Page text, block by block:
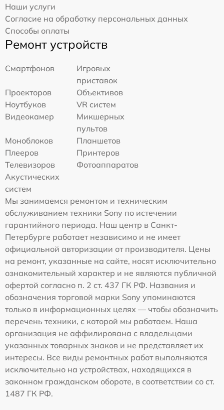
Наши услуги
Согласие на обработку персональных данных
Способы оплаты
Ремонт устройств
Смартфонов
Игровых
приставок
Проекторов
Объективов
Ноутбуков
VR систем
Видеокамер
Микшерных
пультов
Моноблоков
Планшетов
Плееров
Принтеров
Телевизоров
Фотоаппаратов
Акустических
систем
Мы занимаемся ремонтом и техническим
обслуживанием техники Sony по истечении
гарантийного периода. Наш центр в Санкт-
Петербурге работает независимо и не имеет
официальной авторизации от производителя. Цены
на ремонт, указанные на сайте, носят исключительно
ознакомительный характер и не являются публичной
офертой согласно п. 2 ст. 437 ГК РФ. Названия и
обозначения торговой марки Sony упоминаются
только в информационных целях — чтобы обозначить
перечень техники, с которой мы работаем. Наша
организация не аффилирована с владельцами
указанных товарных знаков и не представляет их
интересы. Все виды ремонтных работ выполняются
исключительно на устройствах, находящихся в
законном гражданском обороте, в соответствии со ст.
1487 ГК РФ.